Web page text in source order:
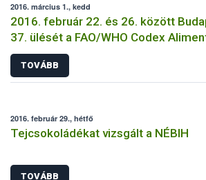
2016. március 1., kedd
2016. február 22. és 26. között
37. ülését a FAO/WHO Codex
Analitikai és Mintavételi Módszerek
(CCMAS)
TOVÁBB
2016. február 29., hétfő
Tejcsokoládékat vizsgált a NÉBIH
TOVÁBB